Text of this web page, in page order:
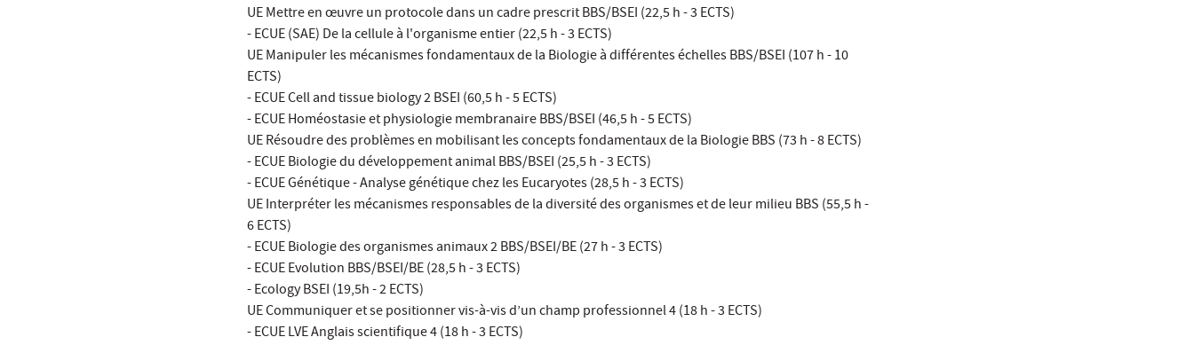
UE Mettre en œuvre un protocole dans un cadre prescrit BBS/BSEI (22,5 h - 3 ECTS)
- ECUE (SAE) De la cellule à l'organisme entier (22,5 h - 3 ECTS)
UE Manipuler les mécanismes fondamentaux de la Biologie à différentes échelles BBS/BSEI (107 h - 10
ECTS)
- ECUE Cell and tissue biology 2 BSEI (60,5 h - 5 ECTS)
- ECUE Homéostasie et physiologie membranaire BBS/BSEI (46,5 h - 5 ECTS)
UE Résoudre des problèmes en mobilisant les concepts fondamentaux de la Biologie BBS (73 h - 8 ECTS)
- ECUE Biologie du développement animal BBS/BSEI (25,5 h - 3 ECTS)
- ECUE Génétique - Analyse génétique chez les Eucaryotes (28,5 h - 3 ECTS)
UE Interpréter les mécanismes responsables de la diversité des organismes et de leur milieu BBS (55,5 h -
6 ECTS)
- ECUE Biologie des organismes animaux 2 BBS/BSEI/BE (27 h - 3 ECTS)
- ECUE Evolution BBS/BSEI/BE (28,5 h - 3 ECTS)
- Ecology BSEI (19,5h - 2 ECTS)
UE Communiquer et se positionner vis-à-vis d’un champ professionnel 4 (18 h - 3 ECTS)
- ECUE LVE Anglais scientifique 4 (18 h - 3 ECTS)